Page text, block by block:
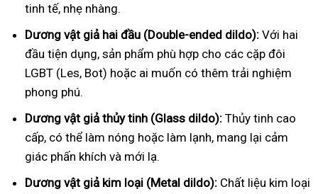
tinh tế, nhẹ nhàng.
Dương vật giả hai đầu (Double-ended dildo): Với hai
đầu tiện dụng, sản phẩm phù hợp cho các cặp đôi
LGBT (Les, Bot) hoặc ai muốn có thêm trải nghiệm
phong phú.
Dương vật giả thủy tinh (Glass dildo): Thủy tinh cao
cấp, có thể làm nóng hoặc làm lạnh, mang lại cảm
giác phấn khích và mới lạ.
Dương vật giả kim loại (Metal dildo): Chất liệu kim loại